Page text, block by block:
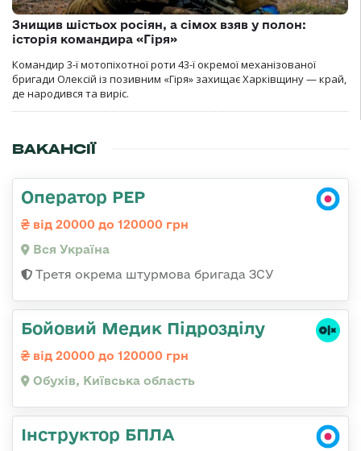
Знищив шістьох росіян, а сімох взяв у полон:
історія командира «Гіря»
Командир 3-ї мотопіхотної роти 43-ї окремої механізованої
бригади Олексій із позивним «Гіря» захищає Харківщину — край,
де народився та виріс.
ВАКАНСІЇ
Оператор РЕР
від 20000 до 120000 грн
Вся Україна
Третя окрема штурмова бригада ЗСУ
Бойовий Медик Підрозділу
від 20000 до 120000 грн
Обухів, Київська область
Інструктор БПЛА